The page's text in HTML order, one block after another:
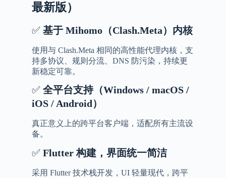
最新版）
✅ 基于Mihomo（Clash.Meta）内核
使用与 Clash.Meta 相同的高性能代理内核，支
持多协议、规则分流、DNS 防污染，持续更
新稳定可靠。
✅ 全平台支持（Windows / macOS /
iOS / Android）
真正意义上的跨平台客户端，适配所有主流设
备。
✅ Flutter构建，界面统一简洁
采用 Flutter 技术栈开发，UI 轻量现代，跨平